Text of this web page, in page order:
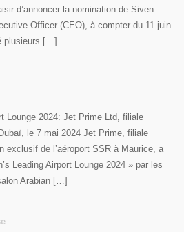
d’annoncer la nomination de Siven
Officer (CEO), à compter du 11 juin
plusieurs […]
Lounge 2024: Jet Prime Ltd, filiale
le 7 mai 2024 Jet Prime, filiale
exclusif de l’aéroport SSR à Maurice, a
Leading Airport Lounge 2024 » par les
Arabian […]